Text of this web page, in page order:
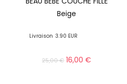
Beige
Livraison 3.90 EUR
25,00€ 16,00€